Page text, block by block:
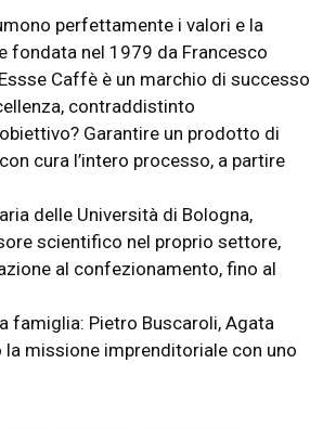
perfettamente i valori e la
nel 1979 da Francesco
Caffè è un marchio di successo
contraddistinto
Garantire un prodotto di
cura l’intero processo, a partire
delle Università di Bologna,
scientifico nel proprio settore,
al confezionamento, fino al
famiglia: Pietro Buscaroli, Agata
missione imprenditoriale con uno